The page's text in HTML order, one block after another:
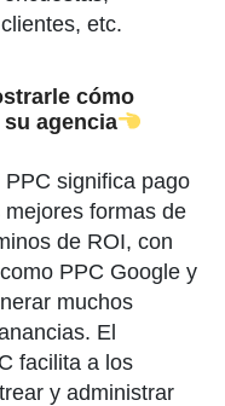
etc.
cómo
agencia
PPC significa pago
formas de
de ROI, con
PPC Google y
muchos
El
facilita a los
y administrar